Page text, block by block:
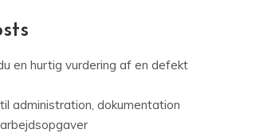
en hurtig vurdering af en defekt
administration, dokumentation